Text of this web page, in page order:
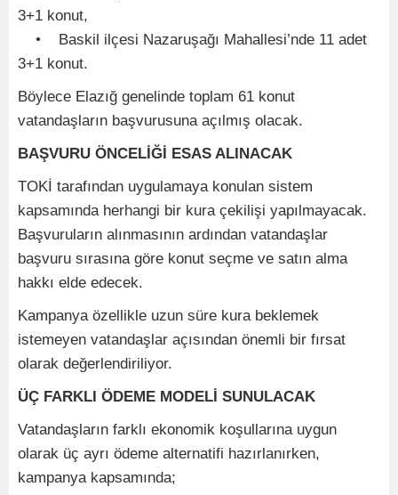
3+1 konut,
• Baskil ilçesi Nazaruşağı Mahallesi’nde 11 adet
3+1 konut.
Böylece Elazığ genelinde toplam 61 konut
vatandaşların başvurusuna açılmış olacak.
BAŞVURU ÖNCELİĞİ ESAS ALINACAK
TOKİ tarafından uygulamaya konulan sistem
kapsamında herhangi bir kura çekilişi yapılmayacak.
Başvuruların alınmasının ardından vatandaşlar
başvuru sırasına göre konut seçme ve satın alma
hakkı elde edecek.
Kampanya özellikle uzun süre kura beklemek
istemeyen vatandaşlar açısından önemli bir fırsat
olarak değerlendiriliyor.
ÜÇ FARKLI ÖDEME MODELİ SUNULACAK
Vatandaşların farklı ekonomik koşullarına uygun
olarak üç ayrı ödeme alternatifi hazırlanırken,
kampanya kapsamında;